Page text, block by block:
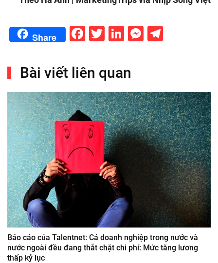
Share Facebook
Twitter
LinkedIn
Bài viết liên quan
Báo cáo của Talentnet: Cả doanh nghiệp trong nước và
nước ngoài đều đang thắt chặt chi phí: Mức tăng lương
thấp kỷ lục